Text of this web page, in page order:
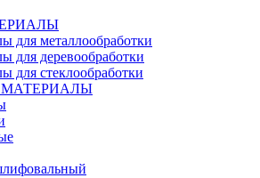
для металлообработки
для деревообработки
для стеклообработки